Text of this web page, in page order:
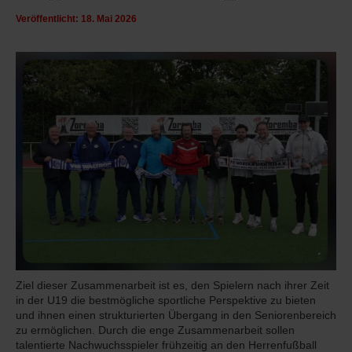
Veröffentlicht: 18. Mai 2026
Ziel dieser Zusammenarbeit ist es, den Spielern nach ihrer Zeit
in der U19 die bestmögliche sportliche Perspektive zu bieten
und ihnen einen strukturierten Übergang in den Seniorenbereich
zu ermöglichen. Durch die enge Zusammenarbeit sollen
talentierte Nachwuchsspieler frühzeitig an den Herrenfußball